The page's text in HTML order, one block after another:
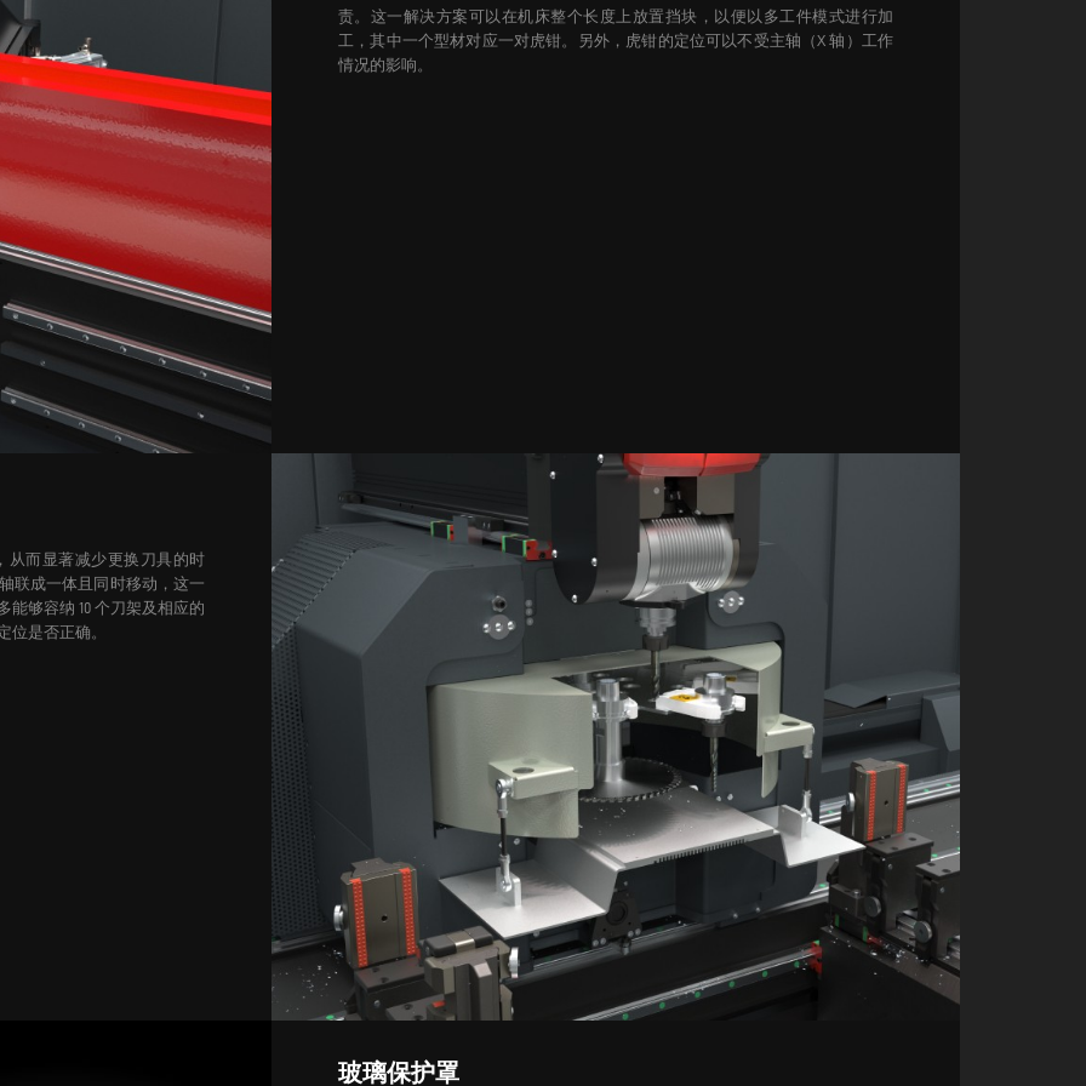
责。这一解决方案可以在机床整个长度上放置挡块，以便以多工件模式进行加
工，其中一个型材对应一对虎钳。另外，虎钳的定位可以不受主轴（X 轴）工作
情况的影响。
从而显著减少更换刀具的时
联成一体且同时移动，这一
能够容纳 10 个刀架及相应的
位是否正确。
玻璃保护罩